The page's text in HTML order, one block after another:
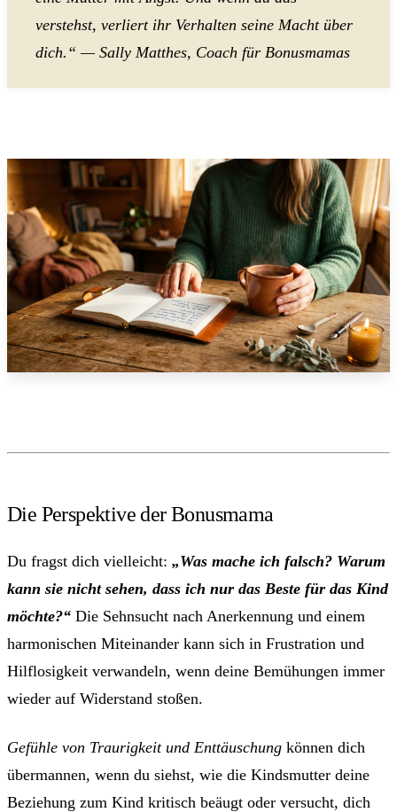
verstehst, verliert ihr Verhalten seine Macht über
dich.“ — Sally Matthes, Coach für Bonusmamas
Die Perspektive der Bonusmama
Du fragst dich vielleicht: „Was mache ich falsch? Warum
kann sie nicht sehen, dass ich nur das Beste für das Kind
möchte?“ Die Sehnsucht nach Anerkennung und einem
harmonischen Miteinander kann sich in Frustration und
Hilflosigkeit verwandeln, wenn deine Bemühungen immer
wieder auf Widerstand stoßen.
Gefühle von Traurigkeit und Enttäuschung können dich
übermannen, wenn du siehst, wie die Kindsmutter deine
Beziehung zum Kind kritisch beäugt oder versucht, dich